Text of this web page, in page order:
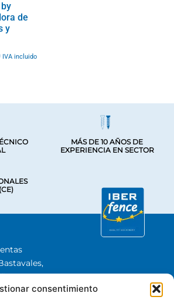
consentimiento
de
y
IVA incluido
MÁS DE 10 AÑOS DE
EXPERIENCIA EN SECTOR